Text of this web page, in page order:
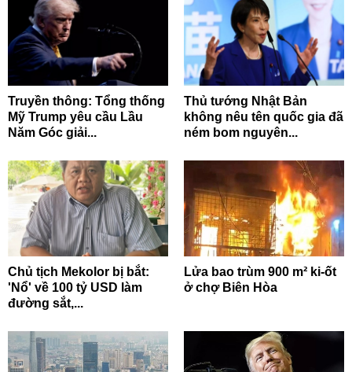
Truyền thông: Tổng thống
Mỹ Trump yêu cầu Lầu
Năm Góc giải...
Thủ tướng Nhật Bản
không nêu tên quốc gia đã
ném bom nguyên...
Chủ tịch Mekolor bị bắt:
'Nổ' về 100 tỷ USD làm
đường sắt,...
Lửa bao trùm 900 m² ki-ốt
ở chợ Biên Hòa